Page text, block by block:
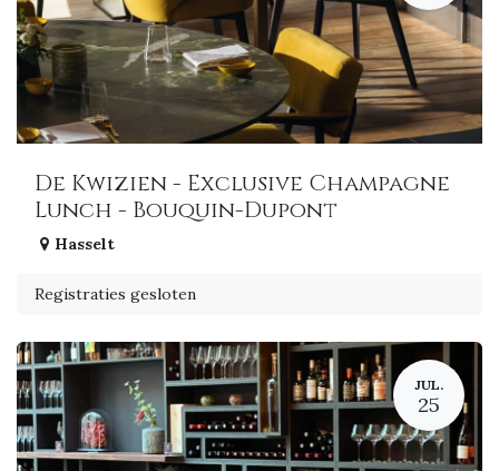
De Kwizien - Exclusive Champagne
Lunch - Bouquin-Dupont
Hasselt
Registraties gesloten
JUL.
25